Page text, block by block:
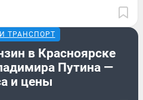
ТРАНСПОРТ
в Красноярске
Путина —
и цены